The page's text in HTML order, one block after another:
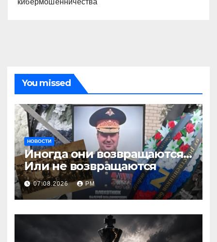
кибермошенничества
You missed
НОВОСТИ
Иногда они возвращаются…
Или не возвращаются
07.08.2026 РМ